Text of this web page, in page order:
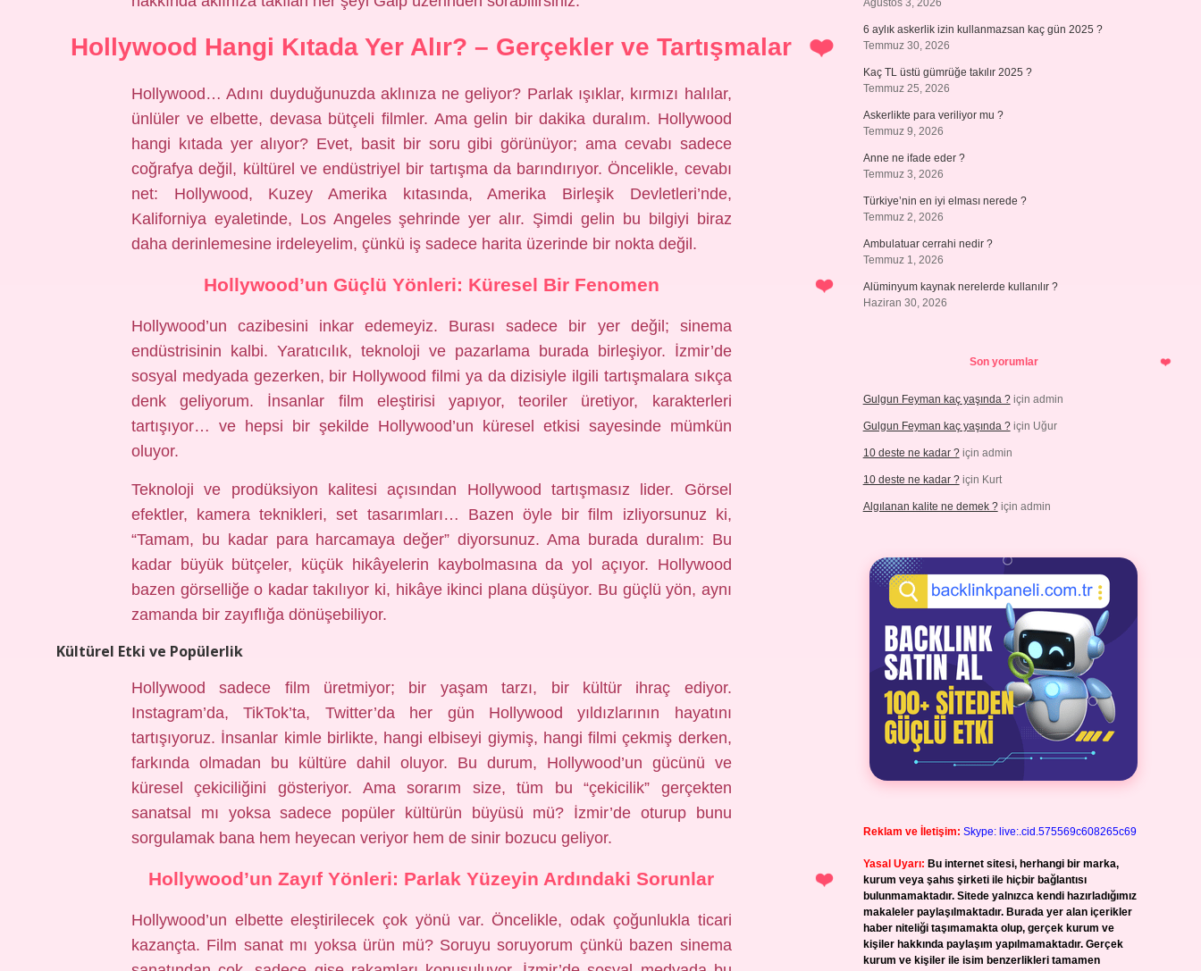
Hollywood Hangi Kıtada Yer Alır? – Gerçekler ve Tartışmalar
Hollywood… Adını duyduğunuzda aklınıza ne geliyor? Parlak ışıklar, kırmızı halılar,
ünlüler ve elbette, devasa bütçeli filmler. Ama gelin bir dakika duralım. Hollywood
hangi kıtada yer alıyor? Evet, basit bir soru gibi görünüyor; ama cevabı sadece
coğrafya değil, kültürel ve endüstriyel bir tartışma da barındırıyor. Öncelikle, cevabı
net: Hollywood, Kuzey Amerika kıtasında, Amerika Birleşik Devletleri’nde,
Kaliforniya eyaletinde, Los Angeles şehrinde yer alır. Şimdi gelin bu bilgiyi biraz
daha derinlemesine irdeleyelim, çünkü iş sadece harita üzerinde bir nokta değil.
Hollywood’un Güçlü Yönleri: Küresel Bir Fenomen
Hollywood’un cazibesini inkar edemeyiz. Burası sadece bir yer değil; sinema
endüstrisinin kalbi. Yaratıcılık, teknoloji ve pazarlama burada birleşiyor. İzmir’de
sosyal medyada gezerken, bir Hollywood filmi ya da dizisiyle ilgili tartışmalara sıkça
denk geliyorum. İnsanlar film eleştirisi yapıyor, teoriler üretiyor, karakterleri
tartışıyor… ve hepsi bir şekilde Hollywood’un küresel etkisi sayesinde mümkün
oluyor.
Teknoloji ve prodüksiyon kalitesi açısından Hollywood tartışmasız lider. Görsel
efektler, kamera teknikleri, set tasarımları… Bazen öyle bir film izliyorsunuz ki,
“Tamam, bu kadar para harcamaya değer” diyorsunuz. Ama burada duralım: Bu
kadar büyük bütçeler, küçük hikâyelerin kaybolmasına da yol açıyor. Hollywood
bazen görselliğe o kadar takılıyor ki, hikâye ikinci plana düşüyor. Bu güçlü yön, aynı
zamanda bir zayıflığa dönüşebiliyor.
Kültürel Etki ve Popülerlik
Hollywood sadece film üretmiyor; bir yaşam tarzı, bir kültür ihraç ediyor.
Instagram’da, TikTok’ta, Twitter’da her gün Hollywood yıldızlarının hayatını
tartışıyoruz. İnsanlar kimle birlikte, hangi elbiseyi giymiş, hangi filmi çekmiş derken,
farkında olmadan bu kültüre dahil oluyor. Bu durum, Hollywood’un gücünü ve
küresel çekiciliğini gösteriyor. Ama sorarım size, tüm bu “çekicilik” gerçekten
sanatsal mı yoksa sadece popüler kültürün büyüsü mü? İzmir’de oturup bunu
sorgulamak bana hem heyecan veriyor hem de sinir bozucu geliyor.
Hollywood’un Zayıf Yönleri: Parlak Yüzeyin Ardındaki Sorunlar
Hollywood’un elbette eleştirilecek çok yönü var. Öncelikle, odak çoğunlukla ticari
kazançta. Film sanat mı yoksa ürün mü? Soruyu soruyorum çünkü bazen sinema
Ağustos 3, 2026
6 aylık askerlik izin kullanmazsan kaç gün 2025 ?
Temmuz 30, 2026
Kaç TL üstü gümrüğe takılır 2025 ?
Temmuz 25, 2026
Askerlikte para veriliyor mu ?
Temmuz 9, 2026
Anne ne ifade eder ?
Temmuz 3, 2026
Türkiye’nin en iyi elması nerede ?
Temmuz 2, 2026
Ambulatuar cerrahi nedir ?
Temmuz 1, 2026
Alüminyum kaynak nerelerde kullanılır ?
Haziran 30, 2026
Son yorumlar
Gulgun Feyman kaç yaşında ?için admin
Gulgun Feyman kaç yaşında ?için Uğur
10 deste ne kadar ?için admin
10 deste ne kadar ?için Kurt
Algılanan kalite ne demek ?için admin
Reklam ve İletişim: Skype: live:.cid.575569c608265c69
Yasal Uyarı: Bu internet sitesi, herhangi bir marka,
kurum veya şahıs şirketi ile hiçbir bağlantısı
bulunmamaktadır. Sitede yalnızca kendi hazırladığımız
makaleler paylaşılmaktadır. Burada yer alan içerikler
haber niteliği taşımamakta olup, gerçek kurum ve
kişiler hakkında paylaşım yapılmamaktadır. Gerçek
kurum ve kişiler ile isim benzerlikleri tamamen